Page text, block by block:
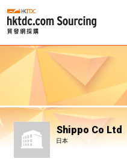
Shippo Co Ltd
日本